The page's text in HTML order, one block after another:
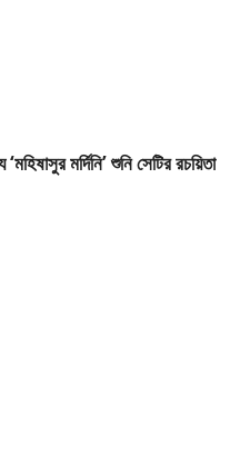
মর্দিনি’ শুনি সেটির রচয়িতা